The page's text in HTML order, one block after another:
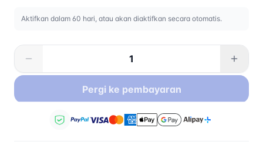
Aktifkan dalam 60 hari, atau akan diaktifkan secara otomatis.
Pergi ke pembayaran